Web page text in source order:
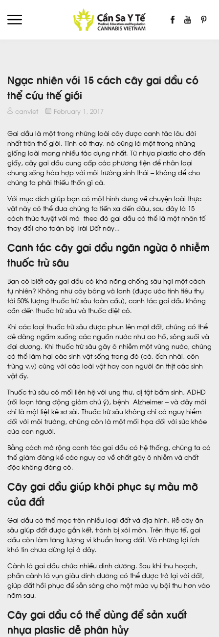
Ngạc nhiên với 15 cách cây gai dầu có
thể cứu thế giới
canviet February 1, 2017
Gai dầu là một trong những loài cây được canh tác lâu đời
nhất trên thế giới. Tình cờ thay, nó cũng là một trong những
giống loài mang nhiều tác dụng nhất. Từ nhựa plastic cho đến
giấy, cây gai dầu cung cấp các phương tiện để nhân loại
chung sống hòa hợp với môi trường sinh thái – không để cho
chúng ta phải thiếu thốn gì cả.
Với mục đích giúp bạn có một hình dung về chuyện loài thực
vật này có thể đưa chúng ta tiến xa đến đâu, sau đây là 15
cách thức tuyệt vời mà theo đó gai dầu có thể là một nhân tố
thay đổi cho toàn bộ Trái Đất này…
Canh tác cây gai dầu ngăn ngừa ô nhiễm
thuốc trừ sâu
Bạn có biết cây gai dầu có khả năng chống sâu hại một cách
tự nhiên? Không như cây bông và lanh (được ước tính tiêu thụ
tới 50% lượng thuốc trừ sâu toàn cầu), canh tác gai dầu không
cần đến thuốc trừ sâu và thuốc diệt cỏ.
Khi các loại thuốc trừ sâu được phun lên mặt đất, chúng có thể
dễ dàng ngấm xuống các nguồn nước như ao hồ, sông suối và
đại dương. Khi thuốc trừ sâu gây ô nhiễm một vùng nước, chúng
có thể làm hại các sinh vật sống trong đó (cá, ếch nhái, côn
trùng v.v) cùng với các loài vật hay con người ăn thịt các sinh
vật ấy.
Thuốc trừ sâu có mối liên hệ với ung thư, dị tật bẩm sinh, ADHD
(rối loạn tăng động giảm chú ý), bệnh Alzheimer – và đây mới
chỉ là một liệt kê sơ sài. Thuốc trừ sâu không chỉ có nguy hiểm
đối với môi trường, chúng còn là một mối họa đối với sức khỏe
của con người.
Bằng cách mở rộng canh tác gai dầu có hệ thống, chúng ta có
thể giảm đáng kể các nguy cơ về chất gây ô nhiễm và chất
độc không đáng có.
Cây gai dầu giúp khôi phục sự màu mỡ
của đất
Gai dầu có thể mọc trên nhiều loại đất và địa hình. Rễ cây ăn
sâu giúp đất được gắn kết, tránh bị xói mòn. Trên thực tế, gai
dầu còn làm tăng lượng vi khuẩn trong đất. Và những lợi ích
khó tin chưa dừng lại ở đây.
Cành lá gai dầu chứa nhiều dinh dưỡng. Sau khi thu hoạch,
phần cành lá vụn giàu dinh dưỡng có thể được trở lại với đất,
giúp đất hồi phục để sẵn sàng cho một mùa vụ bội thu hơn vào
năm sau.
Cây gai dầu có thể dùng để sản xuất
nhựa plastic dễ phân hủy